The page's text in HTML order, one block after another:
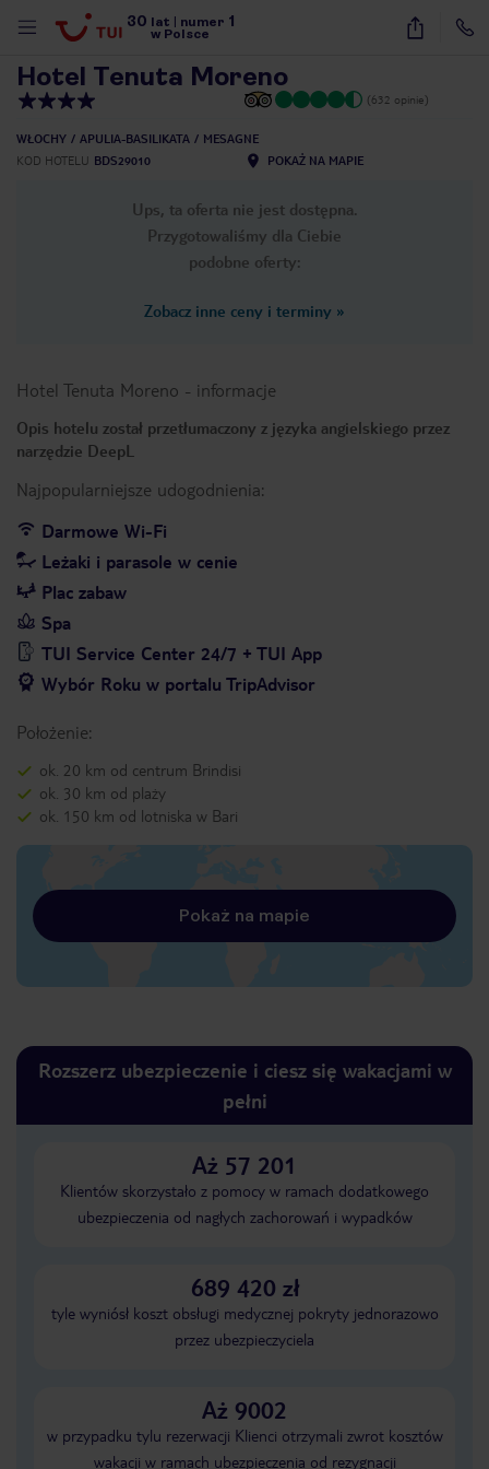
30 lat numer 1
w Polsce
16
Hotel Tenuta Moreno
(632 opinie)
WŁOCHY APULIA-BASILIKATA
MESAGNE
KOD HOTELU BDS29010 POKAŻ NA MAPIE
Ups, ta oferta nie jest dostępna.
Przygotowaliśmy dla Ciebie
podobne oferty:
Zobacz inne ceny i terminy »
Hotel Tenuta Moreno - informacje
Opis hotelu został przetłumaczony z języka angielskiego przez
narzędzie DeepL
Najpopularniejsze udogodnienia:
Darmowe Wi-Fi
Leżaki i parasole w cenie
Plac zabaw
Spa
TUI Service Center 24/7 + TUI App
Wybór Roku w portalu TripAdvisor
Położenie:
ok. 20 km od centrum Brindisi
ok. 30 km od plaży
ok. 150 km od lotniska w Bari
Pokaż na mapie
Rozszerz ubezpieczenie i ciesz się wakacjami w
pełni
Aż 57 201
Klientów skorzystało z pomocy w ramach dodatkowego
ubezpieczenia od nagłych zachorowań i wypadków
689 420 zł
tyle wyniósł koszt obsługi medycznej pokryty jednorazowo
przez ubezpieczyciela
Aż 9002
w przypadku tylu rezerwacji Klienci otrzymali zwrot kosztów
wakacji w ramach ubezpieczenia od rezygnacji